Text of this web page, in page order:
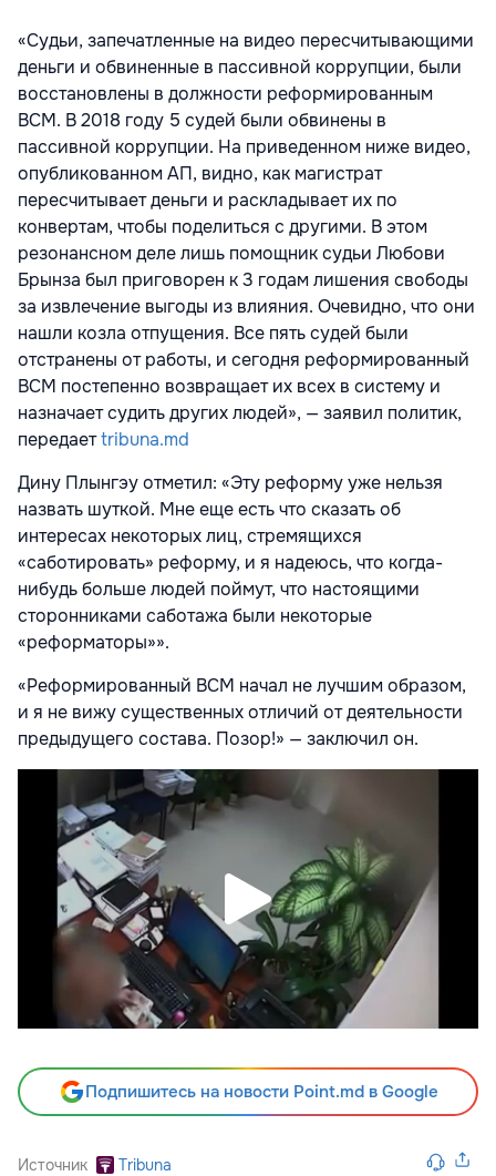
«Судьи, запечатленные на видео пересчитывающими
деньги и обвиненные в пассивной коррупции, были
восстановлены в должности реформированным
ВСМ. В 2018 году 5 судей были обвинены в
пассивной коррупции. На приведенном ниже видео,
опубликованном АП, видно, как магистрат
пересчитывает деньги и раскладывает их по
конвертам, чтобы поделиться с другими. В этом
резонансном деле лишь помощник судьи Любови
Брынза был приговорен к 3 годам лишения свободы
за извлечение выгоды из влияния. Очевидно, что они
нашли козла отпущения. Все пять судей были
отстранены от работы, и сегодня реформированный
ВСМ постепенно возвращает их всех в систему и
назначает судить других людей», — заявил политик,
передаетtribuna.md
Дину Плынгэу отметил: «Эту реформу уже нельзя
назвать шуткой. Мне еще есть что сказать об
интересах некоторых лиц, стремящихся
«саботировать» реформу, и я надеюсь, что когда-
нибудь больше людей поймут, что настоящими
сторонниками саботажа были некоторые
«реформаторы»».
«Реформированный ВСМ начал не лучшим образом,
и я не вижу существенных отличий от деятельности
предыдущего состава. Позор!» — заключил он.
Подпишитесь на новости Point.md в Google
Источник Tribuna